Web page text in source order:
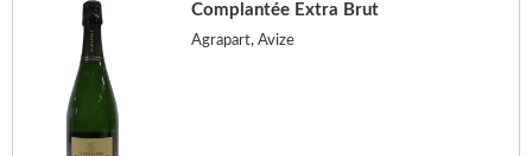
Complantée Extra Brut
Agrapart, Avize